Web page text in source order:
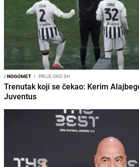
/NOGOMET I PRIJE OKO 3H
Trenutak koji se čekao: Kerim
Juventus